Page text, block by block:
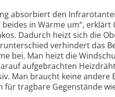
absorbiert den
in Wärme um“,
Dadurch heizt sich die
verhindert das
bei. Man heizt die
aufge­brachten
Man braucht keine andere
für tragbare Gegenstände